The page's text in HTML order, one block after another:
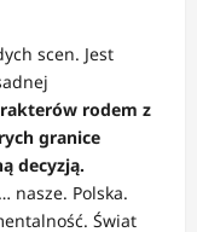
scen. Jest
rodem z
granice
decyzją.
nasze. Polska.
Świat